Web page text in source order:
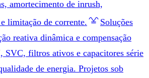
amortecimento de inrush,
limitação de corrente.
Soluções
reativa dinâmica e compensação
filtros ativos e capacitores série
de energia. Projetos sob